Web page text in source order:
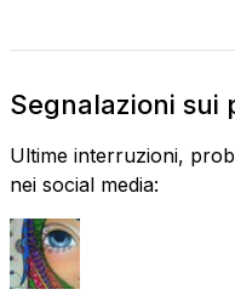
Segnalazioni sui
Ultime interruzioni,
nei social media: